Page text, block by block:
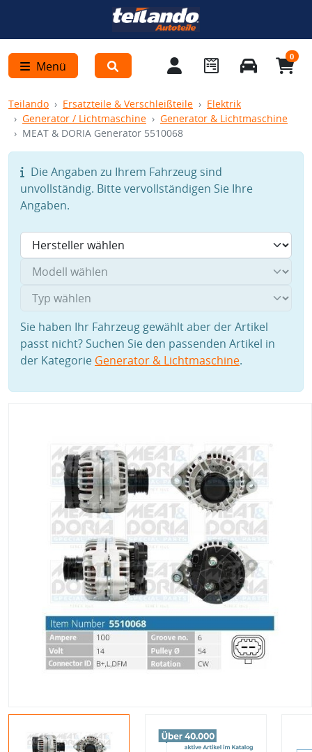
Menü
0
Teilando Ersatzteile & Verschleißteile
Elektrik
Generator / Lichtmaschine
Generator & Lichtmaschine
MEAT & DORIA Generator 5510068
Die Angaben zu Ihrem Fahrzeug sind
unvollständig. Bitte vervollständigen Sie Ihre
Angaben.
Sie haben Ihr Fahrzeug gewählt aber der Artikel
passt nicht? Suchen Sie den passenden Artikel in
der Kategorie Generator & Lichtmaschine.